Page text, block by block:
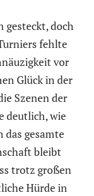
gesteckt, doch
fehlte
vor
Glück in der
Szenen der
deutlich, wie
das gesamte
bleibt
trotz großen
Hürde in